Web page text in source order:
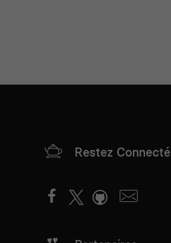
Restez Connecté